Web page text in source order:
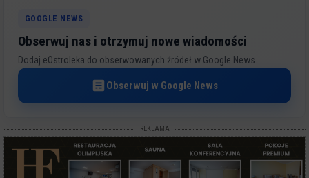
GOOGLE NEWS
Obserwuj nas i otrzymuj nowe wiadomości
Dodaj eOstroleka do obserwowanych źródeł w Google News.
Obserwuj w Google News
REKLAMA